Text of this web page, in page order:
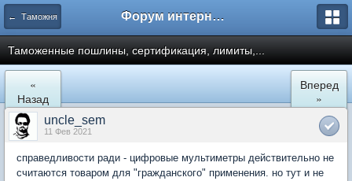
← Таможня Форум интернет покупателей
Таможенные пошлины, сертификация, лимиты,...
«
Назад
Вперед
»
uncle_sem
11 Фев 2021
справедливости ради - цифровые мультиметры действительно не
считаются товаром для "гражданского" применения. но тут и не